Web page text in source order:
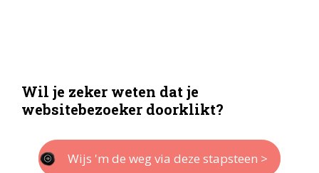
Wil je zeker weten dat je
websitebezoeker doorklikt?
Wijs 'm de weg via deze stapsteen >